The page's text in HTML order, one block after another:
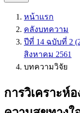
หน้าแรก
คลังบทความ
ปีที่ 14 ฉบับที่ 2
สิงหาคม 2561
บทความวิจัย
การวิเคราะห์